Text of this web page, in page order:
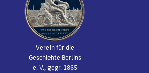
Verein für die
Geschichte Berlins
e. V., gegr. 1865